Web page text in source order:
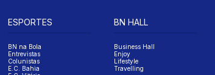
ESPORTES
BN na Bola
Entrevistas
Colunistas
E.C. Bahia
BN HALL
Business Hall
Enjoy
Lifestyle
Travelling